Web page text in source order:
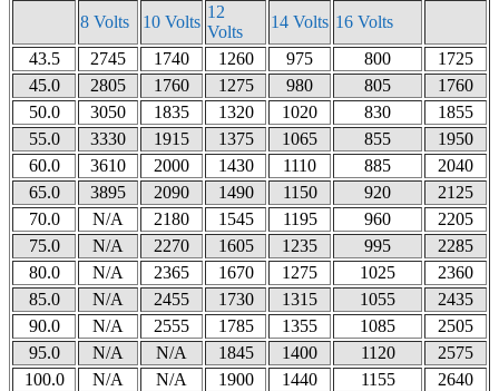
8 Volts
10 Volts
12
Volts
14 Volts 16 Volts
43.5
2745 1740 1260 975 800
1725
45.0
2805 1760 1275 980 805
1760
50.0
3050 1835 1320 1020 830
1855
55.0
3330 1915 1375 1065 855
1950
60.0
3610 2000 1430 1110 885
2040
65.0
3895 2090 1490 1150 920
2125
70.0
N/A 2180 1545 1195 960
2205
75.0
N/A 2270 1605 1235 995
2285
80.0
N/A 2365 1670 1275 1025
2360
85.0
N/A 2455 1730 1315 1055
2435
90.0
N/A 2555 1785 1355 1085
2505
95.0
N/A N/A 1845 1400 1120
2575
100.0
N/A N/A 1900 1440 1155 2640